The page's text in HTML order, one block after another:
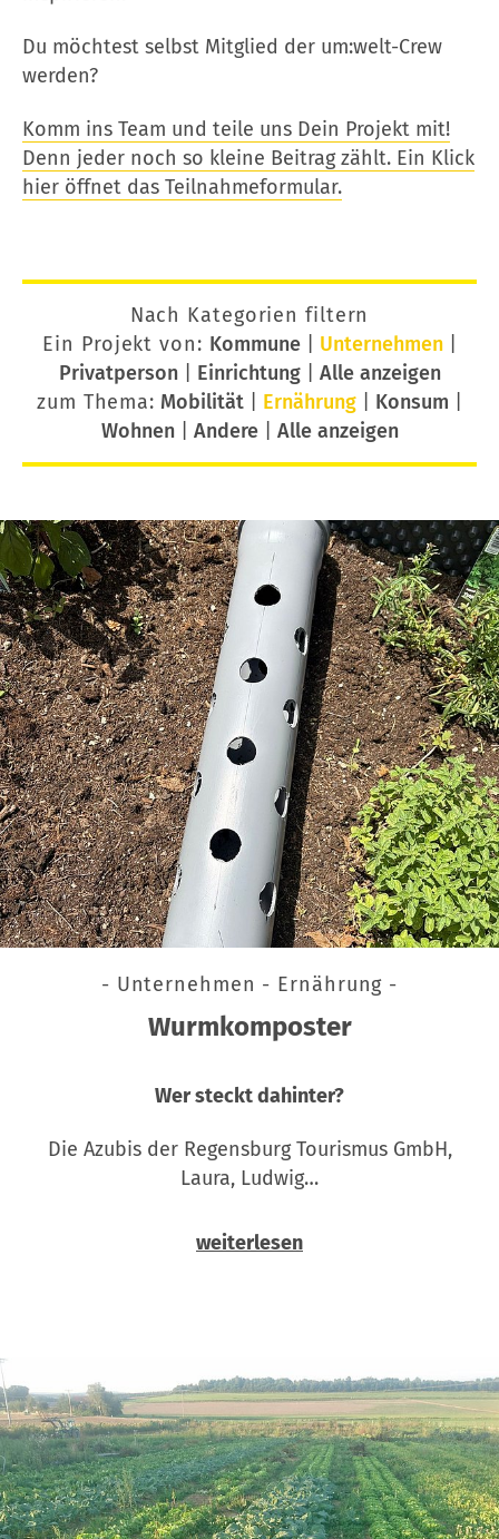
Du möchtest selbst Mitglied der um:welt-Crew
werden?
Komm ins Team und teile uns Dein Projekt mit!
Denn jeder noch so kleine Beitrag zählt. Ein Klick
hier öffnet das Teilnahmeformular.
Nach Kategorien filtern
Ein Projekt von: Kommune| Unternehmen|
Privatperson| Einrichtung| Alle anzeigen
zum Thema: Mobilität Ernährung Konsum
Wohnen| Andere| Alle anzeigen
- Unternehmen - Ernährung -
Wurmkomposter
Wer steckt dahinter?
Die Azubis der Regensburg Tourismus GmbH,
Laura, Ludwig…
weiterlesen